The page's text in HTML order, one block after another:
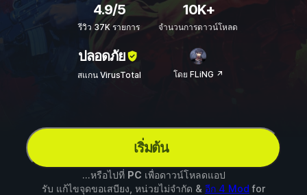
4.9/5
รีวิว 37K รายการ
10K+
จำนวนการดาวน์โหลด
ปลอดภัย
สแกน VirusTotal โดย FLiNG ↗
เริ่มต้น
...หรือไปที่ PC เพื่อดาวน์โหลดแอป
รับ แก้ไขจุดขอเสบียง, หน่วยไม่จำกัด & อีก 4 Mod for